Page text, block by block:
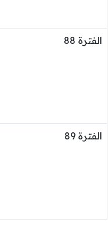
الفترة 88
الفترة 89